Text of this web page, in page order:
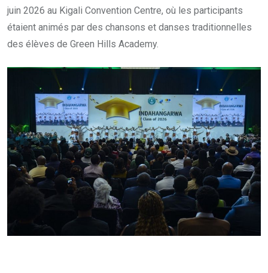
juin 2026 au Kigali Convention Centre, où les participants
étaient animés par des chansons et danses traditionnelles
des élèves de Green Hills Academy.